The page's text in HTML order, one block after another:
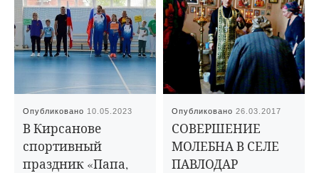
Опубликовано 10.05.2023
В Кирсанове
спортивный
праздник «Папа,
Опубликовано26.03.2017
СОВЕРШЕНИЕ
МОЛЕБНА В СЕЛЕ
ПАВЛОДАР